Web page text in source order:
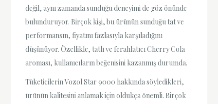
değil, aynı zamanda sunduğu deneyimi de göz önünde
bulunduruyor. Birçok kişi, bu ürünün sunduğu tat ve
performansın, fiyatını fazlasıyla karşıladığını
düşünüyor. Özellikle, tatlı ve ferahlatıcı Cherry Cola
aroması, kullanıcıların beğenisini kazanmış durumda.
Tüketicilerin Vozol Star 9000 hakkında söyledikleri,
ürünün kalitesini anlamak için oldukça önemli. Birçok